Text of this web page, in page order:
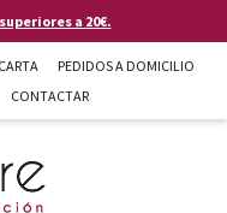
a 20€.
PEDIDOS A DOMICILIO
CONTACTAR